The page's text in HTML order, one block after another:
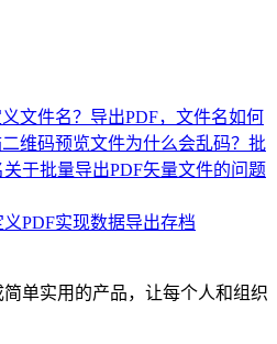
文件名？ 导出PDF，文件名如何
维码预览文件为什么会乱码？ 批
关于批量导出PDF矢量文件的问题
PDF实现数据导出存档
单实用的产品，让每个人和组织